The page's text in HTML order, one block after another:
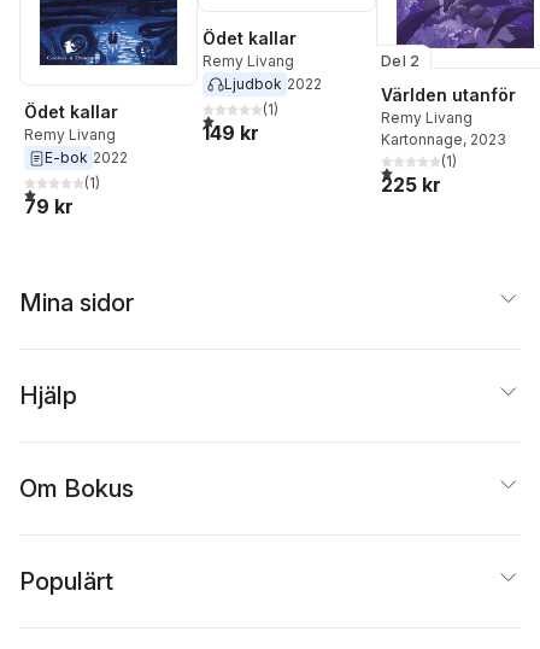
Ödet kallar
Remy Livang
E-bok 2022
1,0utav 5 stjärnor. Totalt antal röster:
(1)
79 kr
Ödet kallar
Remy Livang
Ljudbok 2022
1,0utav 5 stjärnor. Totalt antal röster:
(1)
149 kr
Del 2
Världen utanför
Remy Livang
Kartonnage, 2023
1,0utav 5 stjärnor.
(1)
225 kr
Mina sidor
Hjälp
Om Bokus
Populärt